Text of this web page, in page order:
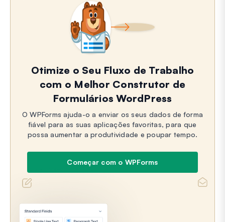
Otimize o Seu Fluxo de Trabalho
com o Melhor Construtor de
Formulários WordPress
O WPForms ajuda-o a enviar os seus dados de forma
fiável para as suas aplicações favoritas, para que
possa aumentar a produtividade e poupar tempo.
Começar com o WPForms